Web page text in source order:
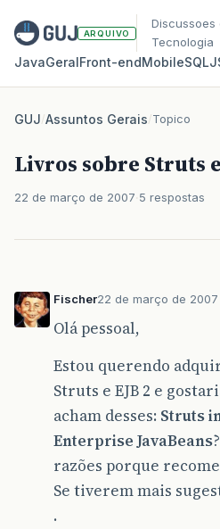
ARQUIVO
Discussoes
Tecnologia
JavaGeralFront‑endMobileSQL
GUJ/Assuntos Gerais/Topico
Livros sobre Struts e
22 de março de 2007 5 respostas
Fischer22 de março de 2007
Olá pessoal,
Estou querendo
Struts e EJB 2 e
acham desses: Struts
Enterprise JavaBeans
razões porque
Se tiverem mais
.